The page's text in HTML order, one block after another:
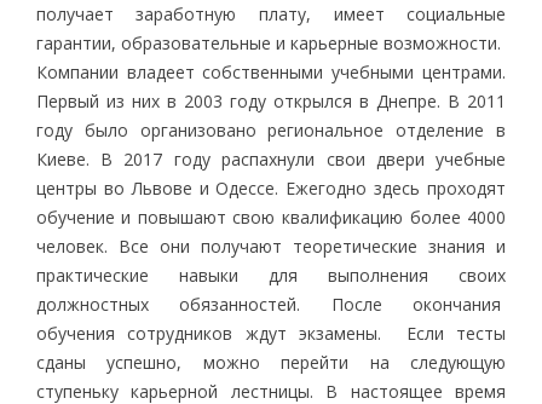
получает заработную плату, имеет социальные
гарантии, образовательные и карьерные возможности.
Компании владеет собственными учебными центрами.
Первый из них в 2003 году открылся в Днепре. В 2011
году было организовано региональное отделение в
Киеве. В 2017 году распахнули свои двери учебные
центры во Львове и Одессе. Ежегодно здесь проходят
обучение и повышают свою квалификацию более 4000
человек. Все они получают теоретические знания и
практические навыки для выполнения своих
должностных обязанностей. После окончания
обучения сотрудников ждут экзамены. Если тесты
сданы успешно, можно перейти на следующую
ступеньку карьерной лестницы. В настоящее время